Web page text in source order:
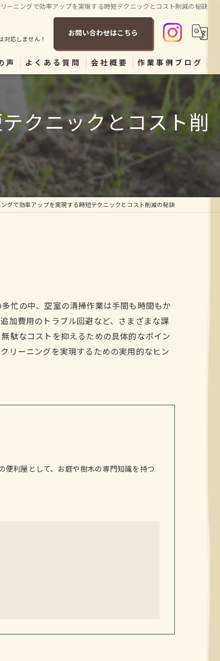
ーニングで効率アップを実現する時短テクニックとコスト削減の秘訣
応しません！
お問い合わせはこちら
声 よくある質問 会社概要 作業事例ブログ
クニックとコスト削
グで効率アップを実現する時短テクニックとコスト削減の秘訣
忙の中、空室の清掃作業は手間も時間もか
加費用のトラブル回避など、さまざまな課
駄なコストを抑えるための具体的なポイン
リーニングを実現するための実用的なヒン
便利屋として、お庭や樹木の専門知識を持つ